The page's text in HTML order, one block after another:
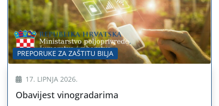
PREPORUKE ZA ZAŠTITU BILJA
17. LIPNJA 2026.
Obavijest vinogradarima